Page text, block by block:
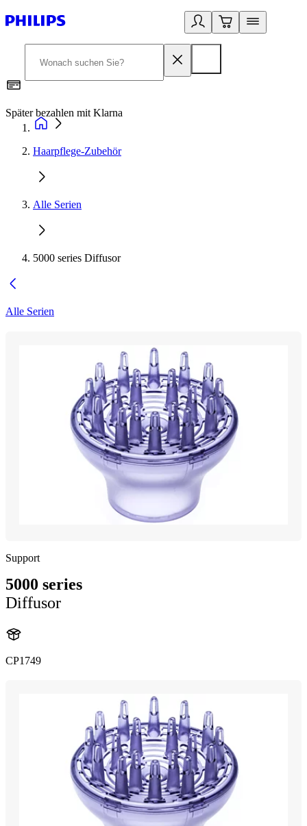
Später bezahlen mit Klarna
Haarpflege-Zubehör
Alle Serien
5000 series Diffusor
Alle Serien
Support
5000 series
Diffusor
CP1749